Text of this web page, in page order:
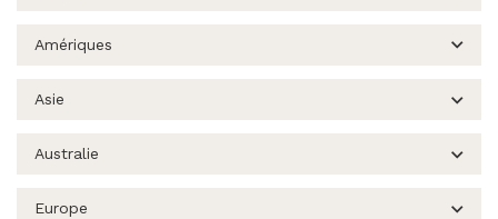
Amériques
Asie
Australie
Europe